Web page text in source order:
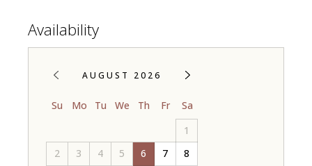
Availability
AUGUST 2026
Su Mo Tu We Th Fr
Sa
1
2
3 4 5 6 7
8